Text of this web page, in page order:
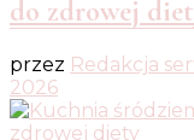
do zdrowej
przez Redakcja
2026